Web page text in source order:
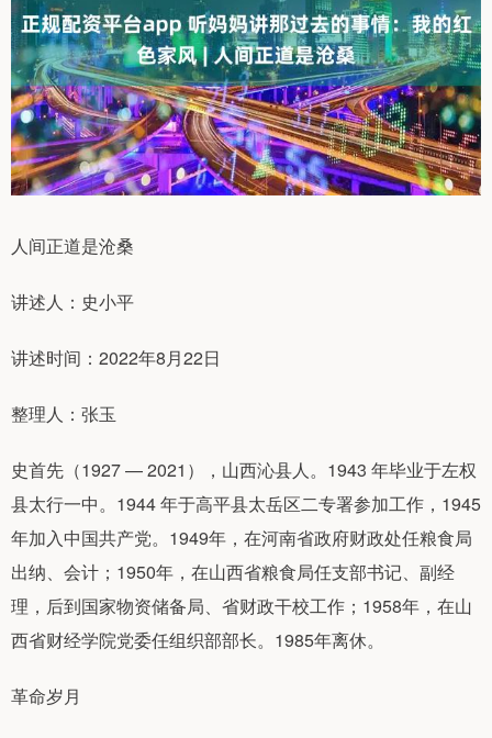
人间正道是沧桑
讲述人：史小平
讲述时间：2022年8月22日
整理人：张玉
史首先（1927 — 2021），山西沁县人。1943 年毕业于左权
县太行一中。1944 年于高平县太岳区二专署参加工作，1945
年加入中国共产党。1949年，在河南省政府财政处任粮食局
出纳、会计；1950年，在山西省粮食局任支部书记、副经
理，后到国家物资储备局、省财政干校工作；1958年，在山
西省财经学院党委任组织部部长。1985年离休。
革命岁月